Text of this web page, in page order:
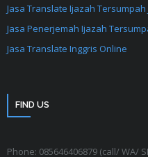
Jasa Translate Ijazah Tersumpah
Jasa Penerjemah Ijazah
Jasa Translate Inggris Online
FIND US
Phone: 085646406879 (call/ WA/